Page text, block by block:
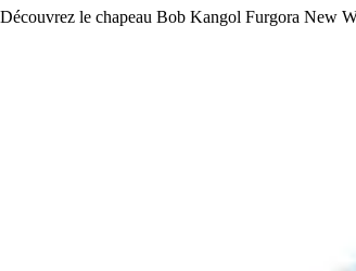
Découvrez le chapeau Bob Kangol Furgora New